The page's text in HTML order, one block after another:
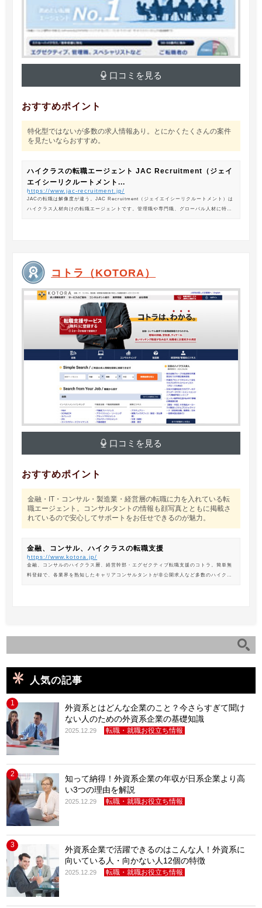
口コミを見る
おすすめポイント
特化型ではないが多数の求人情報あり。とにかくたくさんの案件
を見たいならおすすめ。
ハイクラスの転職エージェント JAC Recruitment（ジェイ
エイシーリクルートメント...
https://www.jac-recruitment.jp/
JACの転職は解像度が違う。JAC Recruitment（ジェイエイシーリクルートメント）は
ハイクラス人材向けの転職エージェントです。管理職や専門職、グローバル人材に特化
コトラ（KOTORA）
口コミを見る
おすすめポイント
金融・IT・コンサル・製造業・経営層の転職に力を入れている転
職エージェント。コンサルタントの情報も顔写真とともに掲載さ
れているので安心してサポートをお任せできるのが魅力。
金融、コンサル、ハイクラスの転職支援
https://www.kotora.jp/
金融、コンサルのハイクラス層、経営幹部・エグゼクティブ転職支援のコトラ。簡単無
料登録で、各業界を熟知したキャリアコンサルタントが非公開求人など多数のハイクラ
人気の記事
1
外資系とはどんな企業のこと？今さらすぎて聞け
ない人のための外資系企業の基礎知識
2025.12.29 転職・就職お役立ち情報
2
知って納得！外資系企業の年収が日系企業より高
い3つの理由を解説
2025.12.29 転職・就職お役立ち情報
3
外資系企業で活躍できるのはこんな人！外資系に
向いている人・向かない人12個の特徴
2025.12.29 転職・就職お役立ち情報